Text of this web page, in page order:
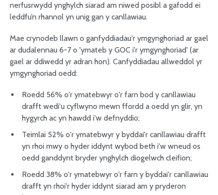
nerfusrwydd ynghylch siarad am niwed posibl a gafodd ei
leddfu’n rhannol yn unig gan y canllawiau.
Mae crynodeb llawn o ganfyddiadau'r ymgynghoriad ar gael
ar dudalennau 6-7 o 'ymateb y GOC i'r ymgynghoriad' (ar
gael ar ddiwedd yr adran hon). Canfyddiadau allweddol yr
ymgynghoriad oedd:
Roedd 56% o'r ymatebwyr o'r farn bod y canllawiau
drafft wedi'u cyflwyno mewn ffordd a oedd yn glir, yn
hygyrch ac yn hawdd i'w defnyddio;
Teimlai 52% o'r ymatebwyr y byddai'r canllawiau drafft
yn rhoi mwy o hyder iddynt wybod beth i'w wneud os
oedd ganddynt bryder ynghylch diogelwch cleifion;
Roedd 38% o'r ymatebwyr o'r farn y byddai'r canllawiau
drafft yn rhoi'r hyder iddynt siarad am y pryderon